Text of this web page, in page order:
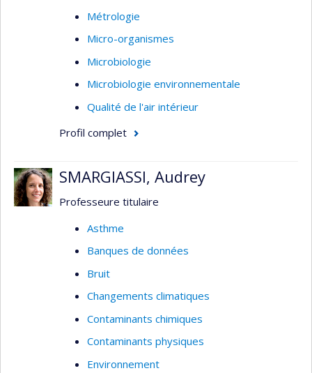
Métrologie
Micro-organismes
Microbiologie
Microbiologie environnementale
Qualité de l'air intérieur
Profil complet
SMARGIASSI, Audrey
Professeure titulaire
Asthme
Banques de données
Bruit
Changements climatiques
Contaminants chimiques
Contaminants physiques
Environnement